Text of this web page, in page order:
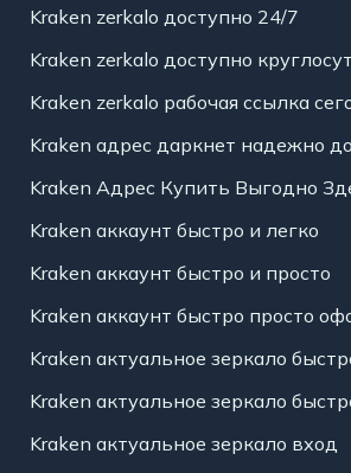
Kraken zerkalo доступно 24/7
Kraken zerkalo доступно
Kraken zerkalo рабочая ссылка
Kraken адрес даркнет надежно
Kraken Адрес Купить Выгодно
Kraken аккаунт быстро и легко
Kraken аккаунт быстро и просто
Kraken аккаунт быстро просто
Kraken актуальное зеркало
Kraken актуальное зеркало
Kraken актуальное зеркало вход